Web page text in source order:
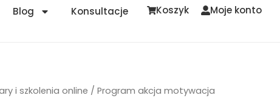
b a
Blog Konsultacje Koszyk Moje konto
i szkolenia online / Program akcja motywacja